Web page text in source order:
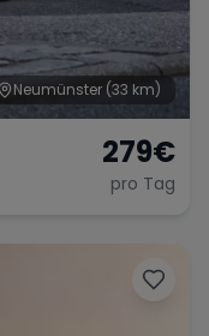
Neumünster (33 km)
279€
pro Tag